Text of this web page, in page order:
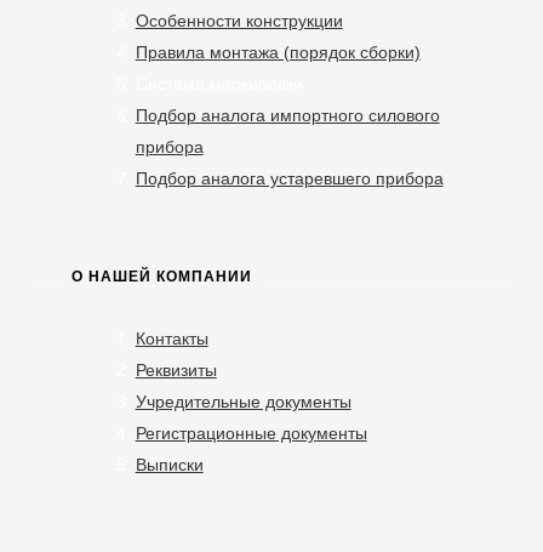
Особенности конструкции
Правила монтажа (порядок сборки)
Подбор аналога импортного силового
прибора
Подбор аналога устаревшего прибора
О НАШЕЙ КОМПАНИИ
Контакты
Реквизиты
Учредительные документы
Регистрационные документы
Выписки